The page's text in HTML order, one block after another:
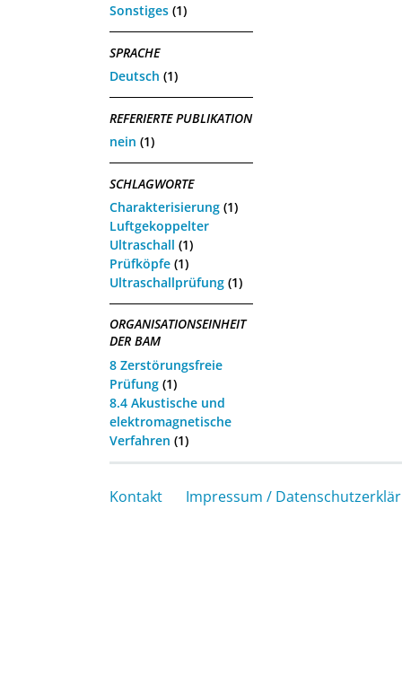
Sonstiges (1)
SPRACHE
Deutsch (1)
REFERIERTE PUBLIKATION
nein (1)
SCHLAGWORTE
Charakterisierung (1)
Luftgekoppelter
Ultraschall (1)
Prüfköpfe (1)
Ultraschallprüfung (1)
ORGANISATIONSEINHEIT
DER BAM
8 Zerstörungsfreie
Prüfung (1)
8.4 Akustische und
elektromagnetische
Verfahren (1)
Kontakt Impressum /